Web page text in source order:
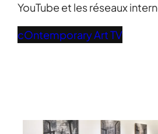
YouTube et les réseaux
cOntemporary Art TV